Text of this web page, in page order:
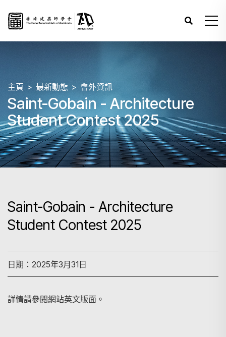
主頁 最新動態 會外資訊
Saint-Gobain - Architecture
Student Contest 2025
Saint-Gobain - Architecture
Student Contest 2025
日期：2025年3月31日
詳情請參閱網站英文版面。